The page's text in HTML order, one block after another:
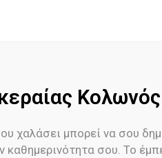
Κολωνός
χαλάσει μπορεί να σου
καθημερινότητα σου. Το